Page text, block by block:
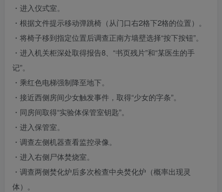
・进入仪式室。
・根据文件提示移动弹跳椅（从门口右2格下2格的位置）。
・将椅子移到指定位置后调查正南方墙壁选择“按下按钮”。
・进入机关柜深处取得报告8、“书页残片”和“某医生的手
记”。
・乘红色电梯强制降至地下。
・接近西侧房间少女触发事件，取得“少女的字条”。
・同房间取得“实验体保管室钥匙”。
・进入保管室。
・调查左侧机器查看监控录像。
・进入右侧尸体焚烧室。
・调查两侧焚化炉后多次检查中央焚化炉（概率出现灵
体）。